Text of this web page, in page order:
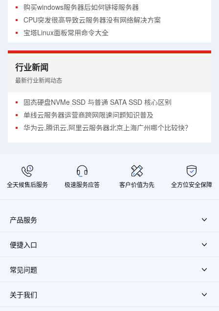
购买windows服务器后如何链接服务器
CPU突发很高导致云服务器没有网络解决方案
宝塔Linux面板常用命令大全
硬盘满了怎么在线扩容教程
CDN使用详细图文教程
行业新闻
最新行业新闻动态
固态硬盘NVMe SSD 与普通 SATA SSD 核心区别
单线云服务器运营商跨网限速问题知识普及
华为云,腾讯云,阿里云服务器北京上海广州哪个比较快？
全天候售后服务 极速服务应答 客户价值为先 全方位安全保障
产品服务
便捷入口
常见问题
关于我们